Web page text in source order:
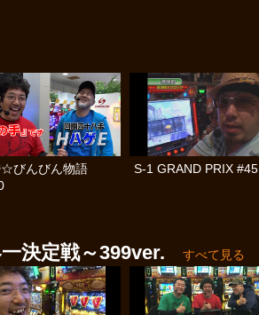
びんびん物語
S-1 GRAND PRIX #45
決定戦～399ver. すべて見る